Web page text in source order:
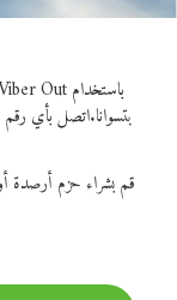
بتسوانا.
قم بشراء حزم أرصدة